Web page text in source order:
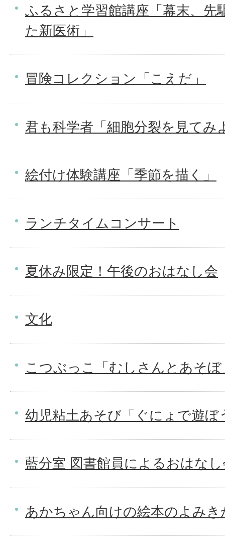
ふるさと学習館講座「幕末、先
た新医術」
冒険コレクション「こえだ」
君も科学者「細胞分裂を見てみ
絵付け体験講座「季節を描く」
ランチタイムコンサート
夏休み限定！午後のおはなし会
文化
こつぶっこ「むしさんとあそぼ
幼児粘土あそび「ぐにょで遊ぼ
藍分室 図書館員によるおはな
あかちゃん向けの絵本のよみき